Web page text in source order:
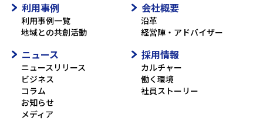
利用事例
利用事例一覧
地域との共創活動
会社概要
沿革
経営陣・アドバイザー
ニュース
ニュースリリース
ビジネス
コラム
お知らせ
メディア
採用情報
カルチャー
働く環境
社員ストーリー